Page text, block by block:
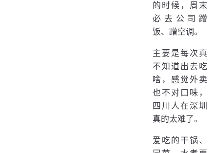
的时候，周末
必去公司蹭
饭、蹭空调。
主要是每次真
不知道出去吃
啥，感觉外卖
也不对口味，
四川人在深圳
真的太难了。
爱吃的干锅、